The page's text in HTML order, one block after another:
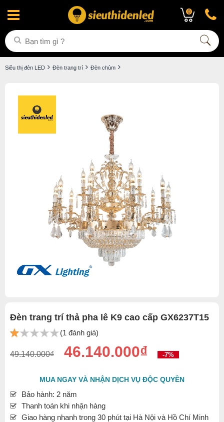
0
Siêu thị đèn LED Đèn trang trí Đèn chùm
Đèn trang trí thả pha lê K9 cao cấp GX6237T15
(1 đánh giá)
49.140.000₫ 46.140.000₫ -7%
MUA NGAY VÀ NHẬN DỊCH VỤ ĐỘC QUYỀN
Bảo hành: 2 năm
Thanh toán khi nhận hàng
Giao hàng nhanh trong 30 phút tại Hà Nội và Hồ Chí Minh